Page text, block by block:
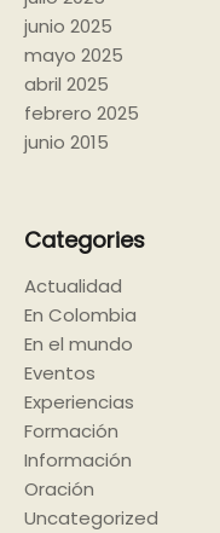
junio 2025
mayo 2025
abril 2025
febrero 2025
junio 2015
Categories
Actualidad
En Colombia
En el mundo
Eventos
Experiencias
Formación
Información
Oración
Uncategorized